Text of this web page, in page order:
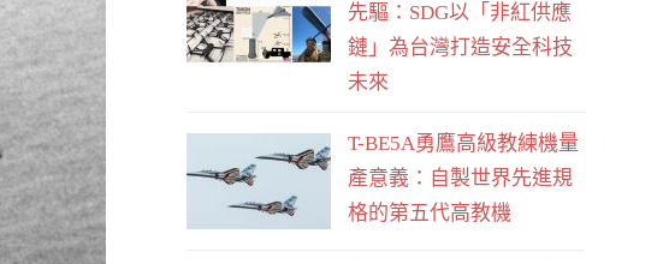
先驅：SDG以「非紅供應
鏈」為台灣打造安全科技
未來
T-BE5A勇鷹高級教練機量
產意義：自製世界先進規
格的第五代高教機